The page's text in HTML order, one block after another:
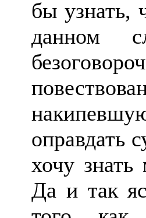
бы узнать,
данном
оправдать
хочу
Да и так